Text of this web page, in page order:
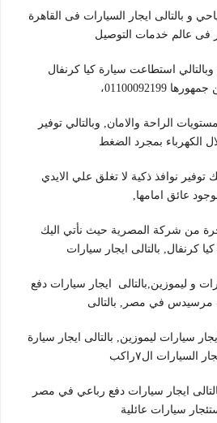
و بالتالى ايجار السيارات فى القاهرة
فى عالم خدمات التوصيل
استطاعت سيارة كيا كرنفال
الراحة والامان, وبالتالي توفير
الكهرباء بمجرد الضغط
نوافذ ذكية لا تغلق علي الايدي
عائق امامها,
من شركة المصرية حيث نأتي اليك
كرنفال, بالتالى ايجار سيارات
و ليموزين,بالتالى ايجار سيارات دفع
مرسيدس في مصر, بالتالى
سيارات ليموزين, بالتالى ايجار سيارة
ال٧راكب
ايجار سيارات دفع رباعي في مصر